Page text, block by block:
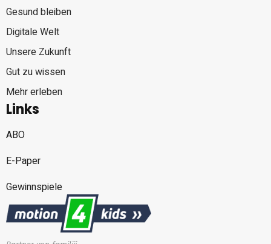
Gesund bleiben
Digitale Welt
Unsere Zukunft
Gut zu wissen
Mehr erleben
Links
ABO
E-Paper
Gewinnspiele